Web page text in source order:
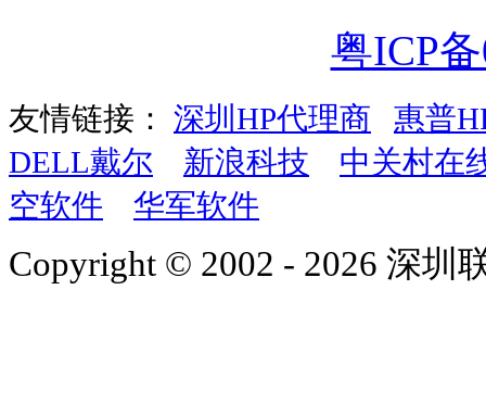
粤ICP
友情链接： 深圳HP代理商
惠普
DELL戴尔
新浪科技
中关村在
空软件
华军软件
Copyright © 2002 - 2026 深圳